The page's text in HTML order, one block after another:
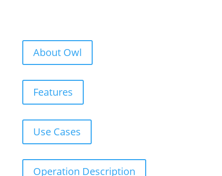
About Owl
Features
Use Cases
Operation Description